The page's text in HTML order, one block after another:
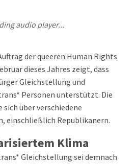
audio player...
der queeren Human Rights
dieses Jahres zeigt, dass
Gleichstellung und
Personen unterstützt. Die
über verschiedene
einschließlich Republikanern.
Klima
Gleichstellung sei demnach